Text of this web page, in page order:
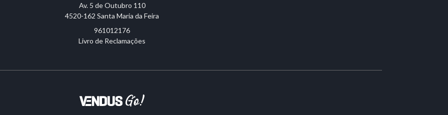
Av. 5 de Outubro 110
4520-162 Santa Maria da Feira
961012176
Livro de Reclamações